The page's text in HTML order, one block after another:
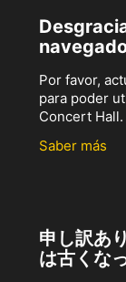
Por favor,
para poder
Concert Hall.
Saber más
申し訳あ
は古くな